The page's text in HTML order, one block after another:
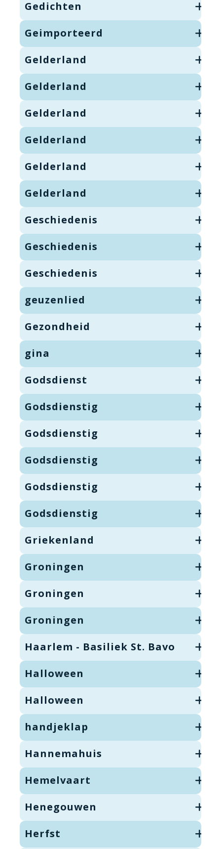
Gedichten
Geimporteerd
Gelderland
Gelderland
Gelderland
Gelderland
Gelderland
Gelderland
Geschiedenis
Geschiedenis
Geschiedenis
geuzenlied
Gezondheid
gina
Godsdienst
Godsdienstig
Godsdienstig
Godsdienstig
Godsdienstig
Godsdienstig
Griekenland
Groningen
Groningen
Groningen
Haarlem - Basiliek St. Bavo
Halloween
Halloween
handjeklap
Hannemahuis
Hemelvaart
Henegouwen
Herfst